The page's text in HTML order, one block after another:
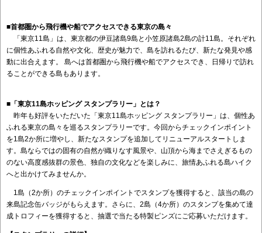
■首都圏から飛行機や船でアクセスできる東京の島々
「東京11島」は、東京都の伊豆諸島9島と小笠原諸島2島の計11島。それぞれ
に個性あふれる自然や文化、歴史が魅力で、島を訪れるたび、新たな発見や感
動に出合えます。 島へは首都圏から飛行機や船でアクセスでき、日帰りで訪れ
ることができる島もあります。
■「東京11島ホッピング スタンプラリー」とは？
昨年も好評をいただいた「東京11島ホッピング スタンプラリー」は、個性あ
ふれる東京の島々を巡るスタンプラリーです。今回からチェックインポイント
を1島2か所に増やし、新たなスタンプを追加してリニューアルスタートしま
す。島ならではの固有の自然が織りなす風景や、山頂から海までさえぎるもの
のない高度感抜群の景色、独自の文化などを楽しみに、旅情あふれる島ハイク
へと出かけてみませんか。
1島（2か所）のチェックインポイントでスタンプを獲得すると、該当の島の
来島記念缶バッジがもらえます。さらに、2島（4か所）のスタンプを集めて達
成トロフィーを獲得すると、抽選で当たる特製ピンズにご応募いただけます。